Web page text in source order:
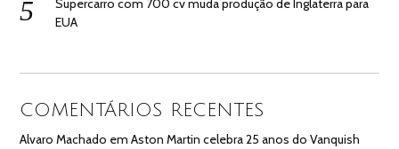
Supercarro com 700 cv muda produção de Inglaterra para
EUA
COMENTÁRIOS RECENTES
Alvaro Machado emAston Martin celebra 25 anos do Vanquish